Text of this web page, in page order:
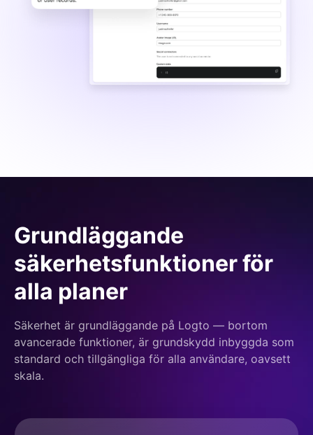
Grundläggande
säkerhetsfunktioner för
alla planer
Säkerhet är grundläggande på Logto — bortom
avancerade funktioner, är grundskydd inbyggda som
standard och tillgängliga för alla användare, oavsett
skala.